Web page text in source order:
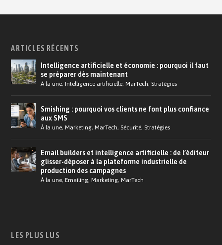
ARTICLES RÉCENTS
Intelligence artificielle et économie : pourquoi il faut
se préparer dès maintenant
À la une,Intelligence artificielle,MarTech, Stratégies
Smishing : pourquoi vos clients ne font plus confiance
aux SMS
À la une,Marketing,MarTech, Sécurité, Stratégies
Email builders et intelligence artificielle : de l’éditeur
glisser-déposer à la plateforme industrielle de
production des campagnes
À la une,Emailing,Marketing,MarTech
LES PLUS LUS